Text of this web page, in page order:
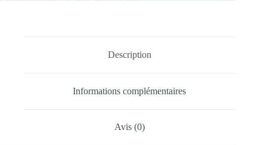
Description
Informations complémentaires
Avis (0)